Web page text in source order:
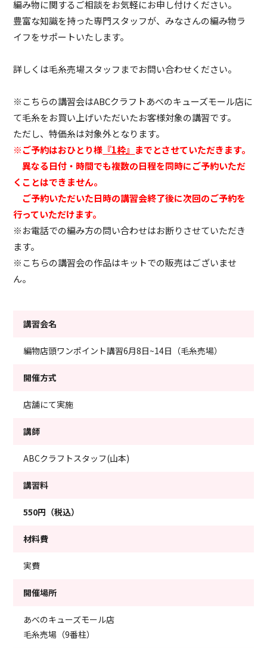
編み物に関するご相談をお気軽にお申し付けください。
豊富な知識を持った専門スタッフが、みなさんの編み物ラ
イフをサポートいたします。
詳しくは毛糸売場スタッフまでお問い合わせください。
※こちらの講習会はABCクラフトあべのキューズモール店に
て毛糸をお買い上げいただいたお客様対象の講習です。
ただし、特価糸は対象外となります。
※ご予約はおひとり様 『1枠』 までとさせていただきます。
異なる日付・時間でも複数の日程を同時にご予約いただ
くことはできません。
ご予約いただいた日時の講習会終了後に次回のご予約を
行っていただけます。
※お電話での編み方の問い合わせはお断りさせていただき
ます。
※こちらの講習会の作品はキットでの販売はございませ
ん。
講習会名
編物店頭ワンポイント講習6月8日~14日（毛糸売場）
開催方式
店舗にて実施
講師
ABCクラフトスタッフ(山本)
講習料
550円（税込）
材料費
実費
開催場所
あべのキューズモール店
毛糸売場（9番柱）